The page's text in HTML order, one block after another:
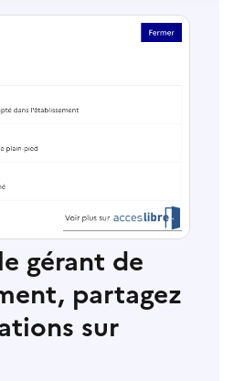
gérant de
partagez
sur